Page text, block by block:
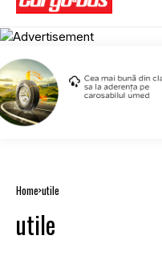
Home utile
utile